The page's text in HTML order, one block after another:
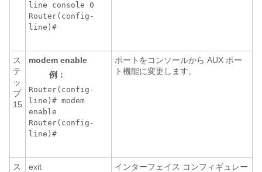
line console 0
Router(config-
line)#
ス
テ
ッ
プ
15
modem enable
例：
Router(config-
line)# modem
enable
Router(config-
line)#
ポートをコンソールから AUX ポー
ト機能に変更します。
ス
exit
インターフェイス コンフィギュレー